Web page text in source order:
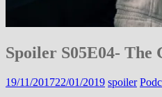
Spoiler S05E04- The
19/11/201722/01/2019 spoiler